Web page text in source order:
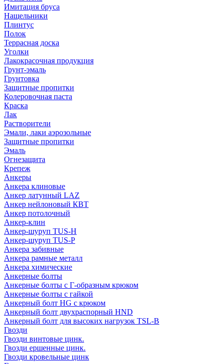
Имитация бруса
Нащельники
Плинтус
Полок
Террасная доска
Уголки
Лакокрасочная продукция
Грунт-эмаль
Грунтовка
Защитные пропитки
Колеровочная паста
Краска
Лак
Растворители
Эмали, лаки аэрозольные
Защитные пропитки
Эмаль
Огнезащита
Крепеж
Анкеры
Анкера клиновые
Анкер латунный LAZ
Анкер нейлоновый КВТ
Анкер потолочный
Анкер-клин
Анкер-шуруп TUS-H
Анкер-шуруп TUS-P
Анкера забивные
Анкера рамные металл
Анкера химические
Анкерные болты
Анкерные болты с Г-образным крюком
Анкерные болты с гайкой
Анкерный болт HG с крюком
Анкерный болт двухраспорный HND
Анкерный болт для высоких нагрузок TSL-B
Гвозди
Гвозди винтовые цинк.
Гвозди ершенные цинк.
Гвозди кровельные цинк